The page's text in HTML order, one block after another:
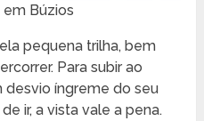
em Búzios
pequena trilha, bem
Para subir ao
desvio íngreme do seu
ir, a vista vale a pena.